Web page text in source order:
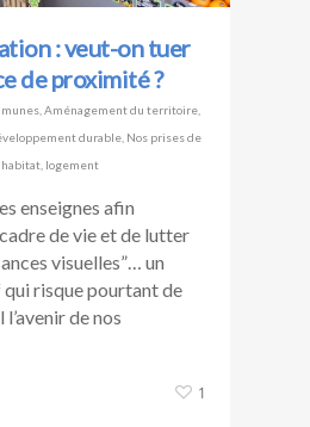
: veut-on tuer
de proximité ?
Aménagement du territoire
durable Nos prises de
logement
enseignes afin
de vie et de lutter
visuelles”… un
risque pourtant de
de nos
1